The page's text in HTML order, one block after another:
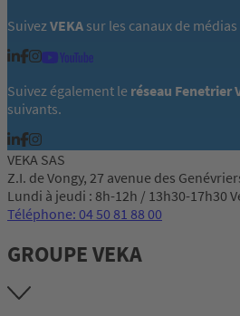
Suivez VEKA sur les canaux de
Suivez également le réseau Fenetrier
suivants.
VEKA SAS
Z.I. de Vongy, 27 avenue des
Lundi à jeudi : 8h-12h / 13h30-17h30
Téléphone: 04 50 81 88 00
GROUPE VEKA